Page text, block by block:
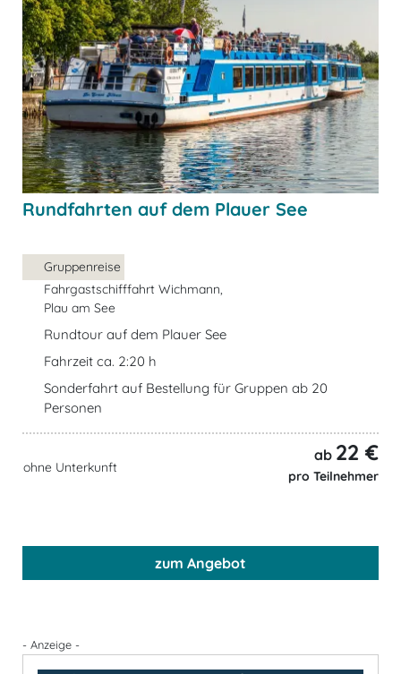
Rundfahrten auf dem Plauer See
Gruppenreise
Fahrgastschifffahrt Wichmann,
Plau am See
Rundtour auf dem Plauer See
Fahrzeit ca. 2:20 h
Sonderfahrt auf Bestellung für Gruppen ab 20
Personen
ohne Unterkunft
ab 22 €
pro Teilnehmer
zum Angebot
- Anzeige -